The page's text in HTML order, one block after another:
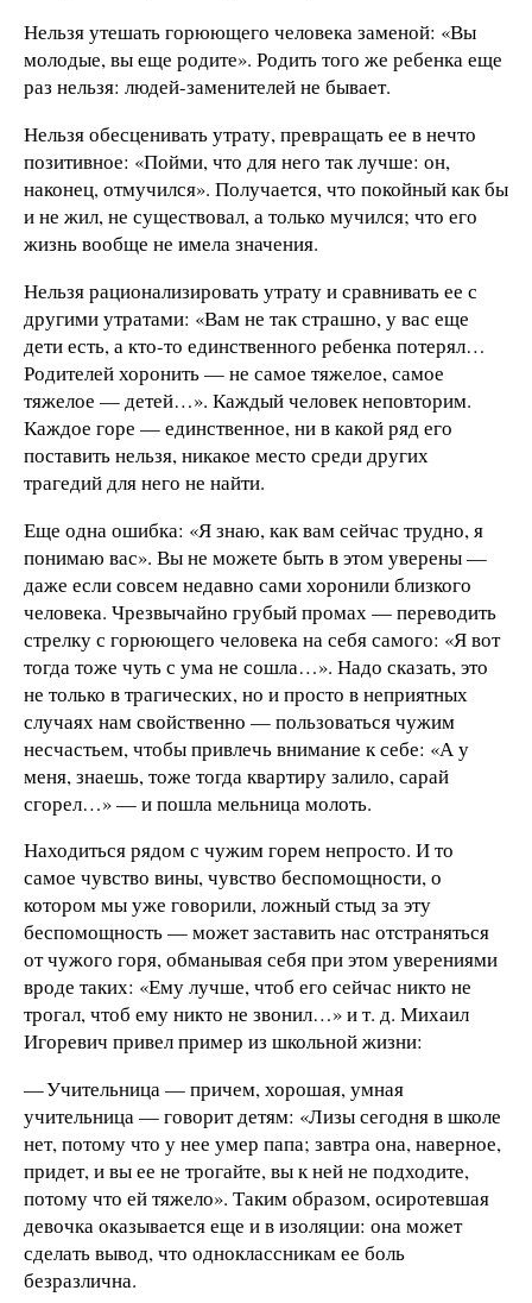
Нельзя утешать горюющего человека заменой: «Вы
молодые, вы еще родите». Родить того же ребенка еще
раз нельзя: людей-заменителей не бывает.
Нельзя обесценивать утрату, превращать ее в нечто
позитивное: «Пойми, что для него так лучше: он,
наконец, отмучился». Получается, что покойный как бы
и не жил, не существовал, а только мучился; что его
жизнь вообще не имела значения.
Нельзя рационализировать утрату и сравнивать ее с
другими утратами: «Вам не так страшно, у вас еще
дети есть, а кто-то единственного ребенка потерял…
Родителей хоронить — не самое тяжелое, самое
тяжелое — детей…». Каждый человек неповторим.
Каждое горе — единственное, ни в какой ряд его
поставить нельзя, никакое место среди других
трагедий для него не найти.
Еще одна ошибка: «Я знаю, как вам сейчас трудно, я
понимаю вас». Вы не можете быть в этом уверены —
даже если совсем недавно сами хоронили близкого
человека. Чрезвычайно грубый промах — переводить
стрелку с горюющего человека на себя самого: «Я вот
тогда тоже чуть с ума не сошла…». Надо сказать, это
не только в трагических, но и просто в неприятных
случаях нам свойственно — пользоваться чужим
несчастьем, чтобы привлечь внимание к себе: «А у
меня, знаешь, тоже тогда квартиру залило, сарай
сгорел…» — и пошла мельница молоть.
Находиться рядом с чужим горем непросто. И то
самое чувство вины, чувство беспомощности, о
котором мы уже говорили, ложный стыд за эту
беспомощность — может заставить нас отстраняться
от чужого горя, обманывая себя при этом уверениями
вроде таких: «Ему лучше, чтоб его сейчас никто не
трогал, чтоб ему никто не звонил…» и т. д. Михаил
Игоревич привел пример из школьной жизни:
— Учительница — причем, хорошая, умная
учительница — говорит детям: «Лизы сегодня в школе
нет, потому что у нее умер папа; завтра она, наверное,
придет, и вы ее не трогайте, вы к ней не подходите,
потому что ей тяжело». Таким образом, осиротевшая
девочка оказывается еще и в изоляции: она может
сделать вывод, что одноклассникам ее боль
безразлична.